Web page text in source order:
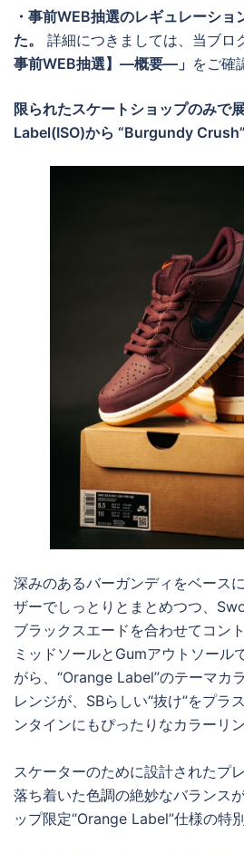
・事前WEB抽選のレギュレーショ
た。
詳細につきましては、当ブロ
事前WEB抽選】―概要―」 をご確
限られたスケートショップのみで
Label(ISO)から “Burgundy Crush”
深みのあるバーガンディをベース
ザーでしっとりとまとめつつ、
ブラックスエードを合わせてコン
ミッドソールとGumアウトソール
がら、“Orange Label”のテーマカ
レンジが、SBらしい“抜け”をプラ
ンタインにもぴったりなカラーリン
スケーターのために設計されたプ
落ち着いた色調の絶妙なバランス
ップ限定“Orange Label”仕様の特